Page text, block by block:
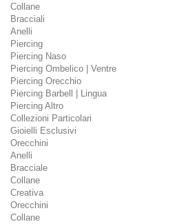
Collane
Bracciali
Anelli
Piercing
Piercing Naso
Piercing Ombelico | Ventre
Piercing Orecchio
Piercing Barbell | Lingua
Piercing Altro
Collezioni Particolari
Gioielli Esclusivi
Orecchini
Anelli
Bracciale
Collane
Creativa
Orecchini
Collane